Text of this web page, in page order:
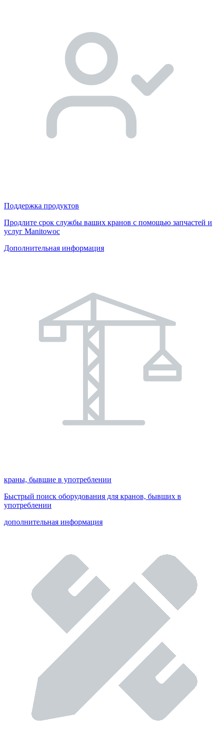
Поддержка продуктов
Продлите срок службы ваших кранов с помощью запчастей и
услуг Manitowoc
Дополнительная информация
краны, бывшие в употреблении
Быстрый поиск оборудования для кранов, бывших в
употреблении
дополнительная информация